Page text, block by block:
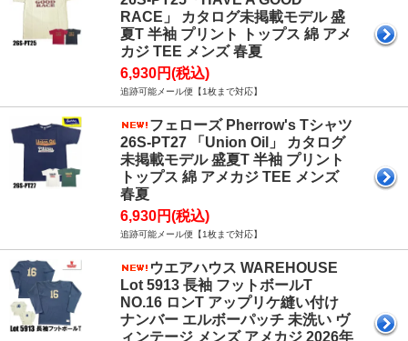
RACE」 カタログ未掲載モデル 盛
夏T 半袖 プリント トップス 綿 アメ
カジ TEE メンズ 春夏
6,930円(税込)
追跡可能メール便【1枚まで対応】
フェローズ Pherrow's Tシャツ
26S-PT27 「Union Oil」 カタログ
未掲載モデル 盛夏T 半袖 プリント
トップス 綿 アメカジ TEE メンズ
春夏
6,930円(税込)
追跡可能メール便【1枚まで対応】
ウエアハウス WAREHOUSE
Lot 5913 長袖 フットボールT
NO.16 ロンT アップリケ縫い付け
ナンバー エルボーパッチ 未洗い ヴ
ィンテージ メンズ アメカジ 2026年